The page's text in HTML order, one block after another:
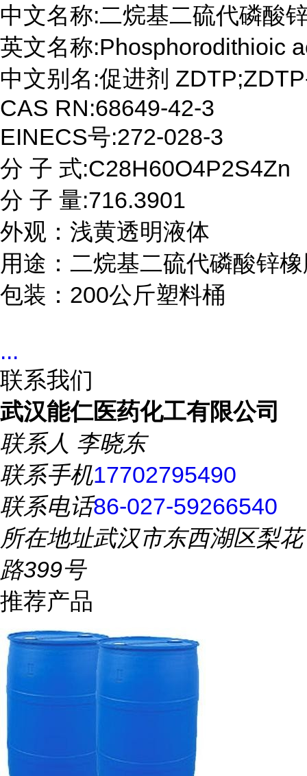
中文名称:二烷基二硫代磷酸
英文名称:Phosphorodithioic
中文别名:促进剂
CAS RN:68649-42-3
EINECS号:272-028-3
分 子 式:C28H60O4P2S4Zn
分 子 量:716.3901
外观：浅黄透明液体
用途：二烷基二硫代磷酸锌
包装：200公斤塑料桶
...
联系我们
武汉能仁医药化工有限公司
联系人 李晓东
联系手机17702795490
联系电话86-027-59266540
所在地址武汉市东西湖区梨花
路399号
推荐产品